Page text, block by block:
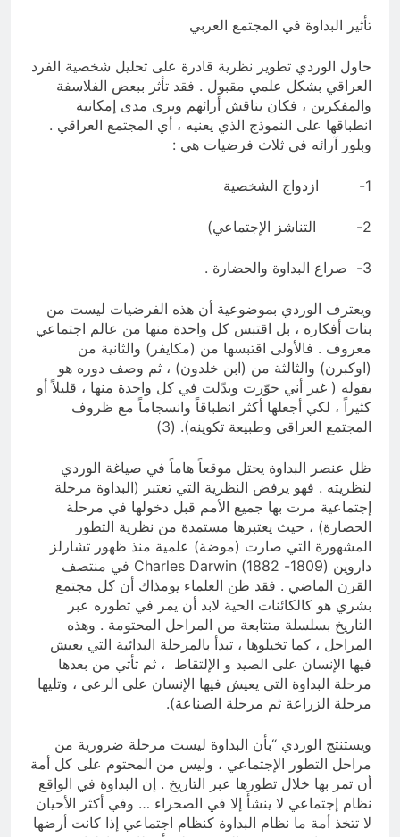
تأثير البداوة في المجتمع العربي
حاول الوردي تطوير نظرية قادرة على تحليل شخصية الفرد
العراقي بشكل علمي مقبول . فقد تأثر ببعض الفلاسفة
والمفكرين ، فكان يناقش أرائهم ويرى مدى إمكانية
انطباقها على النموذج الذي يعنيه ، أي المجتمع العراقي .
وبلور آرائه في ثلاث فرضيات هي :
1- ازدواج الشخصية
2- التناشز الإجتماعي)
3- صراع البداوة والحضارة .
ويعترف الوردي بموضوعية أن هذه الفرضيات ليست من
بنات أفكاره ، بل اقتبس كل واحدة منها من عالم اجتماعي
معروف . فالأولى اقتبسها من (مكايفر) والثانية من
(اوكبرن) والثالثة من (ابن خلدون) ، ثم وصف دوره هو
بقوله ( غير أني حوّرت وبدّلت في كل واحدة منها ، قليلاً أو
كثيراً ، لكي أجعلها أكثر انطباقاً وانسجاماً مع ظروف
المجتمع العراقي وطبيعة تكوينه). (3)
ظل عنصر البداوة يحتل موقعاً هاماً في صياغة الوردي
لنظريته . فهو يرفض النظرية التي تعتبر (البداوة مرحلة
إجتماعية مرت بها جميع الأمم قبل دخولها في مرحلة
الحضارة) ، حيث يعتبرها مستمدة من نظرية التطور
المشهورة التي صارت (موضة) علمية منذ ظهور تشارلز
داروين (1809- 1882) Charles Darwin في منتصف
القرن الماضي . فقد ظن العلماء يومذاك أن كل مجتمع
بشري هو كالكائنات الحية لابد أن يمر في تطوره عبر
التاريخ بسلسلة متتابعة من المراحل المحتومة . وهذه
المراحل ، كما تخيلوها ، تبدأ بالمرحلة البدائية التي يعيش
فيها الإنسان على الصيد و الإلتقاط ، ثم تأتي من بعدها
مرحلة البداوة التي يعيش فيها الإنسان على الرعي ، وتليها
مرحلة الزراعة ثم مرحلة الصناعة).
ويستنتج الوردي “بأن البداوة ليست مرحلة ضرورية من
مراحل التطور الإجتماعي ، وليس من المحتوم على كل أمة
أن تمر بها خلال تطورها عبر التاريخ . إن البداوة في الواقع
نظام إجتماعي لا ينشأ إلا في الصحراء … وفي أكثر الأحيان
لا تتخذ أمة ما نظام البداوة كنظام اجتماعي إذا كانت أرضها